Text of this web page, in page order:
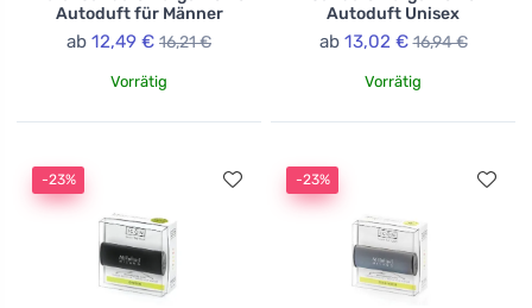
Autoduft für Männer
ab 12,49 € 16,21 €
Vorrätig
Autoduft Unisex
ab 13,02 € 16,94 €
Vorrätig
-23% -23%